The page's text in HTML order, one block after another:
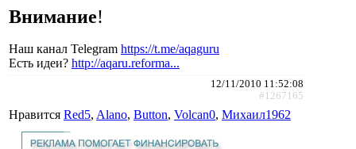
Внимание!
Наш канал Telegram https://t.me/aqaguru
Есть идеи? http://aqaru.reforma...
12/11/2010 11:52:08
#1267165
Нравится Red5, Alano, Button, Volcan0, Михаил1962